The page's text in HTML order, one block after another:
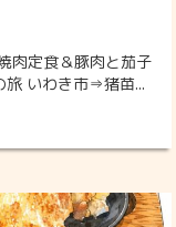
肉定食＆豚肉と茄子
旅 いわき市⇒猪苗...